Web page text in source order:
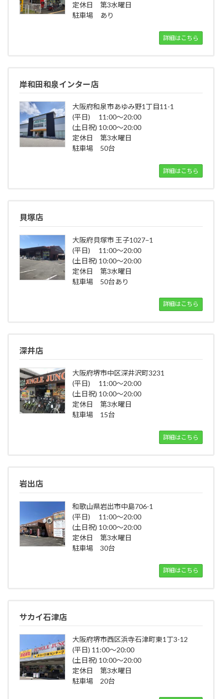
定休日 第3水曜日
駐車場 あり
詳細はこちら
岸和田和泉インター店
大阪府和泉市あゆみ野1丁目11-1
(平日) 11:00～20:00
(土日祝) 10:00～20:00
定休日 第3水曜日
駐車場 50台
詳細はこちら
貝塚店
大阪府貝塚市 王子1027−1
(平日) 11:00～20:00
(土日祝) 10:00～20:00
定休日 第3水曜日
駐車場 50台あり
詳細はこちら
深井店
大阪府堺市中区深井沢町3231
(平日) 11:00～20:00
(土日祝) 10:00～20:00
定休日 第3水曜日
駐車場 15台
詳細はこちら
岩出店
和歌山県岩出市中島706-1
(平日) 11:00～20:00
(土日祝) 10:00～20:00
定休日 第3水曜日
駐車場 30台
詳細はこちら
サカイ石津店
大阪府堺市西区浜寺石津町東1丁3-12
(平日) 11:00～20:00
(土日祝) 10:00～20:00
定休日 第3水曜日
駐車場 20台